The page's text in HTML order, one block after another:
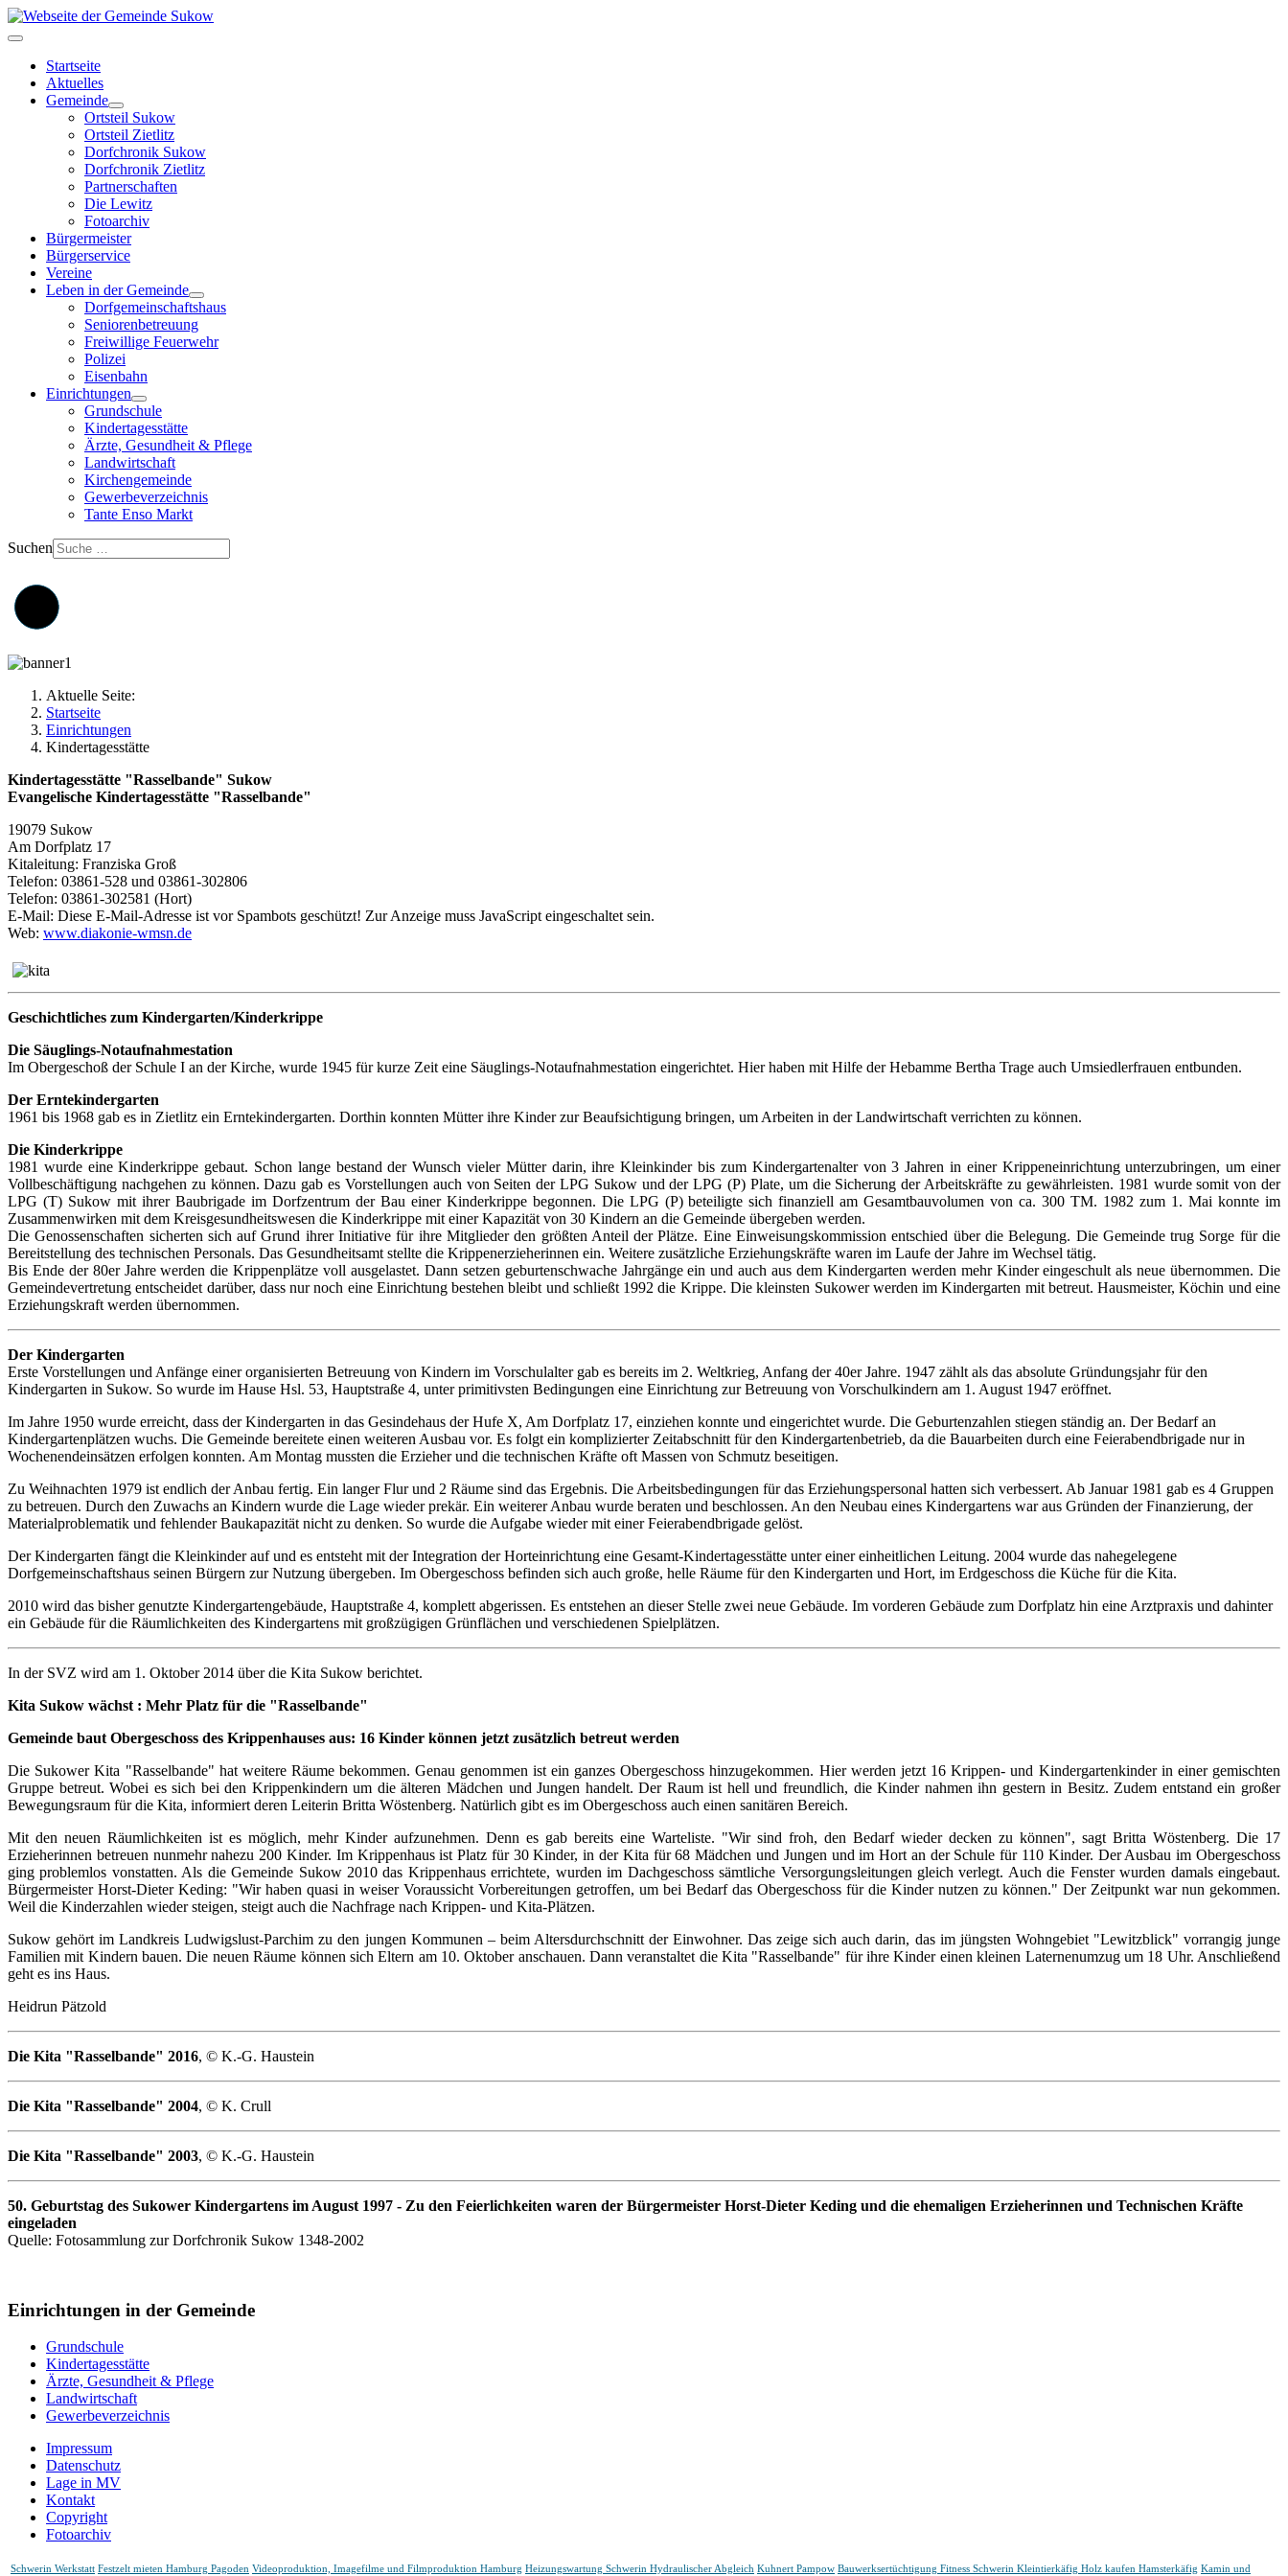
Startseite
Aktuelles
Gemeinde
Ortsteil Sukow
Ortsteil Zietlitz
Dorfchronik Sukow
Dorfchronik Zietlitz
Partnerschaften
Die Lewitz
Fotoarchiv
Bürgermeister
Bürgerservice
Vereine
Leben in der Gemeinde
Dorfgemeinschaftshaus
Seniorenbetreuung
Freiwillige Feuerwehr
Polizei
Eisenbahn
Einrichtungen
Grundschule
Kindertagesstätte
Ärzte, Gesundheit & Pflege
Landwirtschaft
Kirchengemeinde
Gewerbeverzeichnis
Tante Enso Markt
Suchen
Aktuelle Seite:
Startseite
Einrichtungen
Kindertagesstätte
Kindertagesstätte "Rasselbande" Sukow
Evangelische Kindertagesstätte "Rasselbande"
19079 Sukow
Am Dorfplatz 17
Kitaleitung: Franziska Groß
Telefon: 03861-528 und 03861-302806
Telefon: 03861-302581 (Hort)
E-Mail: Diese E-Mail-Adresse ist vor Spambots geschützt! Zur Anzeige muss JavaScript eingeschaltet sein.
Web: www.diakonie-wmsn.de
Geschichtliches zum Kindergarten/Kinderkrippe
Die Säuglings-Notaufnahmestation
Im Obergeschoß der Schule I an der Kirche, wurde 1945 für kurze Zeit eine Säuglings-Notaufnahmestation eingerichtet. Hier haben mit Hilfe der Hebamme Bertha Trage auch Umsiedlerfrauen entbunden.
Der Erntekindergarten
1961 bis 1968 gab es in Zietlitz ein Erntekindergarten. Dorthin konnten Mütter ihre Kinder zur Beaufsichtigung bringen, um Arbeiten in der Landwirtschaft verrichten zu können.
Die Kinderkrippe
1981 wurde eine Kinderkrippe gebaut. Schon lange bestand der Wunsch vieler Mütter darin, ihre Kleinkinder bis zum Kindergartenalter von 3 Jahren in einer Krippeneinrichtung unterzubringen, um einer
Vollbeschäftigung nachgehen zu können. Dazu gab es Vorstellungen auch von Seiten der LPG Sukow und der LPG (P) Plate, um die Sicherung der Arbeitskräfte zu gewährleisten. 1981 wurde somit von der
LPG (T) Sukow mit ihrer Baubrigade im Dorfzentrum der Bau einer Kinderkrippe begonnen. Die LPG (P) beteiligte sich finanziell am Gesamtbauvolumen von ca. 300 TM. 1982 zum 1. Mai konnte im
Zusammenwirken mit dem Kreisgesundheitswesen die Kinderkrippe mit einer Kapazität von 30 Kindern an die Gemeinde übergeben werden.
Die Genossenschaften sicherten sich auf Grund ihrer Initiative für ihre Mitglieder den größten Anteil der Plätze. Eine Einweisungskommission entschied über die Belegung. Die Gemeinde trug Sorge für die
Bereitstellung des technischen Personals. Das Gesundheitsamt stellte die Krippenerzieherinnen ein. Weitere zusätzliche Erziehungskräfte waren im Laufe der Jahre im Wechsel tätig.
Bis Ende der 80er Jahre werden die Krippenplätze voll ausgelastet. Dann setzen geburtenschwache Jahrgänge ein und auch aus dem Kindergarten werden mehr Kinder eingeschult als neue übernommen. Die
Gemeindevertretung entscheidet darüber, dass nur noch eine Einrichtung bestehen bleibt und schließt 1992 die Krippe. Die kleinsten Sukower werden im Kindergarten mit betreut. Hausmeister, Köchin und eine
Erziehungskraft werden übernommen.
Der Kindergarten
Erste Vorstellungen und Anfänge einer organisierten Betreuung von Kindern im Vorschulalter gab es bereits im 2. Weltkrieg, Anfang der 40er Jahre. 1947 zählt als das absolute Gründungsjahr für den
Kindergarten in Sukow. So wurde im Hause Hsl. 53, Hauptstraße 4, unter primitivsten Bedingungen eine Einrichtung zur Betreuung von Vorschulkindern am 1. August 1947 eröffnet.
Im Jahre 1950 wurde erreicht, dass der Kindergarten in das Gesindehaus der Hufe X, Am Dorfplatz 17, einziehen konnte und eingerichtet wurde. Die Geburtenzahlen stiegen ständig an. Der Bedarf an
Kindergartenplätzen wuchs. Die Gemeinde bereitete einen weiteren Ausbau vor. Es folgt ein komplizierter Zeitabschnitt für den Kindergartenbetrieb, da die Bauarbeiten durch eine Feierabendbrigade nur in
Wochenendeinsätzen erfolgen konnten. Am Montag mussten die Erzieher und die technischen Kräfte oft Massen von Schmutz beseitigen.
Zu Weihnachten 1979 ist endlich der Anbau fertig. Ein langer Flur und 2 Räume sind das Ergebnis. Die Arbeitsbedingungen für das Erziehungspersonal hatten sich verbessert. Ab Januar 1981 gab es 4 Gruppen
zu betreuen. Durch den Zuwachs an Kindern wurde die Lage wieder prekär. Ein weiterer Anbau wurde beraten und beschlossen. An den Neubau eines Kindergartens war aus Gründen der Finanzierung, der
Materialproblematik und fehlender Baukapazität nicht zu denken. So wurde die Aufgabe wieder mit einer Feierabendbrigade gelöst.
Der Kindergarten fängt die Kleinkinder auf und es entsteht mit der Integration der Horteinrichtung eine Gesamt-Kindertagesstätte unter einer einheitlichen Leitung. 2004 wurde das nahegelegene
Dorfgemeinschaftshaus seinen Bürgern zur Nutzung übergeben. Im Obergeschoss befinden sich auch große, helle Räume für den Kindergarten und Hort, im Erdgeschoss die Küche für die Kita.
2010 wird das bisher genutzte Kindergartengebäude, Hauptstraße 4, komplett abgerissen. Es entstehen an dieser Stelle zwei neue Gebäude. Im vorderen Gebäude zum Dorfplatz hin eine Arztpraxis und dahinter
ein Gebäude für die Räumlichkeiten des Kindergartens mit großzügigen Grünflächen und verschiedenen Spielplätzen.
In der SVZ wird am 1. Oktober 2014 über die Kita Sukow berichtet.
Kita Sukow wächst : Mehr Platz für die "Rasselbande"
Gemeinde baut Obergeschoss des Krippenhauses aus: 16 Kinder können jetzt zusätzlich betreut werden
Die Sukower Kita "Rasselbande" hat weitere Räume bekommen. Genau genommen ist ein ganzes Obergeschoss hinzugekommen. Hier werden jetzt 16 Krippen- und Kindergartenkinder in einer gemischten
Gruppe betreut. Wobei es sich bei den Krippenkindern um die älteren Mädchen und Jungen handelt. Der Raum ist hell und freundlich, die Kinder nahmen ihn gestern in Besitz. Zudem entstand ein großer
Bewegungsraum für die Kita, informiert deren Leiterin Britta Wöstenberg. Natürlich gibt es im Obergeschoss auch einen sanitären Bereich.
Mit den neuen Räumlichkeiten ist es möglich, mehr Kinder aufzunehmen. Denn es gab bereits eine Warteliste. "Wir sind froh, den Bedarf wieder decken zu können", sagt Britta Wöstenberg. Die 17
Erzieherinnen betreuen nunmehr nahezu 200 Kinder. Im Krippenhaus ist Platz für 30 Kinder, in der Kita für 68 Mädchen und Jungen und im Hort an der Schule für 110 Kinder. Der Ausbau im Obergeschoss
ging problemlos vonstatten. Als die Gemeinde Sukow 2010 das Krippenhaus errichtete, wurden im Dachgeschoss sämtliche Versorgungsleitungen gleich verlegt. Auch die Fenster wurden damals eingebaut.
Bürgermeister Horst-Dieter Keding: "Wir haben quasi in weiser Voraussicht Vorbereitungen getroffen, um bei Bedarf das Obergeschoss für die Kinder nutzen zu können." Der Zeitpunkt war nun gekommen.
Weil die Kinderzahlen wieder steigen, steigt auch die Nachfrage nach Krippen- und Kita-Plätzen.
Sukow gehört im Landkreis Ludwigslust-Parchim zu den jungen Kommunen – beim Altersdurchschnitt der Einwohner. Das zeige sich auch darin, das im jüngsten Wohngebiet "Lewitzblick" vorrangig junge
Familien mit Kindern bauen. Die neuen Räume können sich Eltern am 10. Oktober anschauen. Dann veranstaltet die Kita "Rasselbande" für ihre Kinder einen kleinen Laternenumzug um 18 Uhr. Anschließend
geht es ins Haus.
Heidrun Pätzold
Die Kita "Rasselbande" 2016, © K.-G. Haustein
Die Kita "Rasselbande" 2004, © K. Crull
Die Kita "Rasselbande" 2003, © K.-G. Haustein
50. Geburtstag des Sukower Kindergartens im August 1997 - Zu den Feierlichkeiten waren der Bürgermeister Horst-Dieter Keding und die ehemaligen Erzieherinnen und Technischen Kräfte
eingeladen
Quelle: Fotosammlung zur Dorfchronik Sukow 1348-2002
Einrichtungen in der Gemeinde
Grundschule
Kindertagesstätte
Ärzte, Gesundheit & Pflege
Landwirtschaft
Gewerbeverzeichnis
Impressum
Datenschutz
Lage in MV
Kontakt
Copyright
Fotoarchiv
Schwerin Werkstatt Festzelt mieten Hamburg Pagoden Videoproduktion, Imagefilme und Filmproduktion Hamburg Heizungswartung Schwerin Hydraulischer Abgleich Kuhnert Pampow Bauwerksertüchtigung Fitness Schwerin Kleintierkäfig Holz kaufen Hamsterkäfig Kamin und